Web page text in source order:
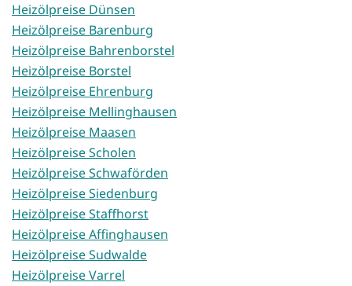
Heizölpreise Dünsen
Heizölpreise Barenburg
Heizölpreise Bahrenborstel
Heizölpreise Borstel
Heizölpreise Ehrenburg
Heizölpreise Mellinghausen
Heizölpreise Maasen
Heizölpreise Scholen
Heizölpreise Schwaförden
Heizölpreise Siedenburg
Heizölpreise Staffhorst
Heizölpreise Affinghausen
Heizölpreise Sudwalde
Heizölpreise Varrel